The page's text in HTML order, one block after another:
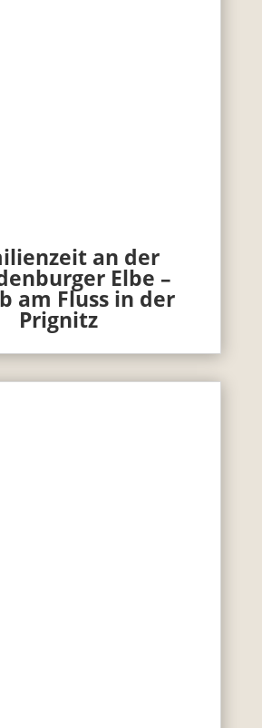
an der
Elbe –
am Fluss in der
Prignitz